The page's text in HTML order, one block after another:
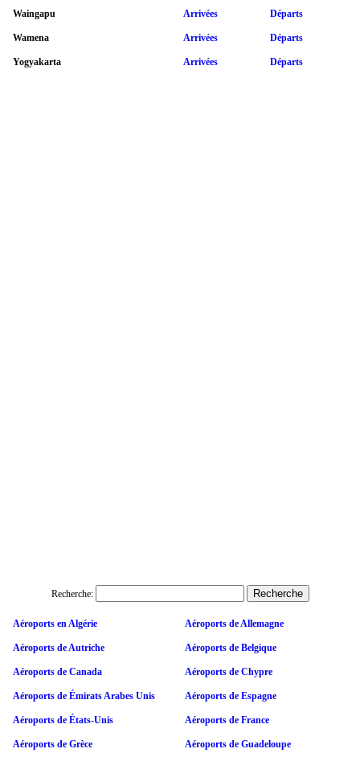
Waingapu Arrivées Départs
Wamena Arrivées Départs
Yogyakarta Arrivées Départs
Recherche:
Aéroports en Algérie Aéroports de Allemagne
Aéroports de Autriche Aéroports de Belgique
Aéroports de Canada Aéroports de Chypre
Aéroports de Émirats Arabes Unis Aéroports de Espagne
Aéroports de États-Unis Aéroports de France
Aéroports de Grèce Aéroports de Guadeloupe